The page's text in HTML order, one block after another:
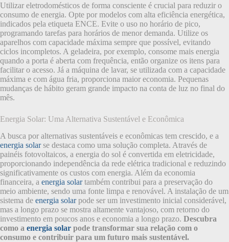
Utilizar eletrodomésticos de forma consciente é crucial para reduzir o
consumo de energia. Opte por modelos com alta eficiência energética,
indicados pela etiqueta ENCE. Evite o uso no horário de pico,
programando tarefas para horários de menor demanda. Utilize os
aparelhos com capacidade máxima sempre que possível, evitando
ciclos incompletos. A geladeira, por exemplo, consome mais energia
quando a porta é aberta com frequência, então organize os itens para
facilitar o acesso. Já a máquina de lavar, se utilizada com a capacidade
máxima e com água fria, proporciona maior economia. Pequenas
mudanças de hábito geram grande impacto na conta de luz no final do
mês.
Energia Solar: Uma Alternativa Sustentável e Econômica
A busca por alternativas sustentáveis e econômicas tem crescido, e a
energia solarse destaca como uma solução completa. Através de
painéis fotovoltaicos, a energia do sol é convertida em eletricidade,
proporcionando independência da rede elétrica tradicional e reduzindo
significativamente os custos com energia. Além da economia
financeira, a energia solartambém contribui para a preservação do
meio ambiente, sendo uma fonte limpa e renovável. A instalação de um
sistema de energia solarpode ser um investimento inicial considerável,
mas a longo prazo se mostra altamente vantajoso, com retorno do
investimento em poucos anos e economia a longo prazo. Descubra
como a energia solar pode transformar sua relação com o
consumo e contribuir para um futuro mais sustentável.